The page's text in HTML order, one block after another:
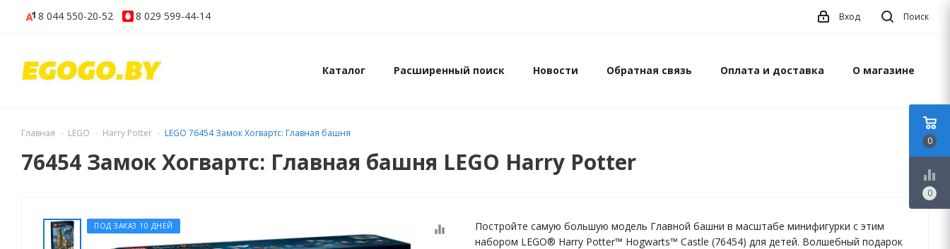
8 044 550-20-52 8 029 599-44-14 Вход Поиск
Каталог Расширенный поиск Новости Обратная связь Оплата и доставка О магазине
0
equalizer
0
Главная LEGO Harry Potter LEGO 76454 Замок Хогвартс: Главная башня
76454 Замок Хогвартс: Главная башня LEGO Harry Potter
ПОД ЗАКАЗ 10 ДНЕЙ equalizer
Постройте самую большую модель Главной башни в масштабе минифигурки с этим
набором LEGO® Harry Potter™ Hogwarts™ Castle (76454) для детей. Волшебный подарок